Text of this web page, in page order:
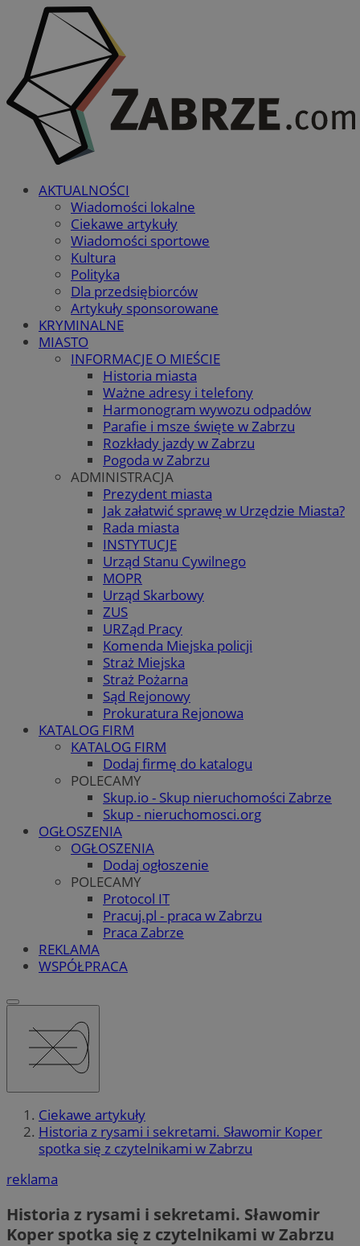
AKTUALNOŚCI
Wiadomości lokalne
Ciekawe artykuły
Wiadomości sportowe
Kultura
Polityka
Dla przedsiębiorców
Artykuły sponsorowane
KRYMINALNE
MIASTO
INFORMACJE O MIEŚCIE
Historia miasta
Ważne adresy i telefony
Harmonogram wywozu odpadów
Parafie i msze święte w Zabrzu
Rozkłady jazdy w Zabrzu
Pogoda w Zabrzu
ADMINISTRACJA
Prezydent miasta
Jak załatwić sprawę w Urzędzie Miasta?
Rada miasta
INSTYTUCJE
Urząd Stanu Cywilnego
MOPR
Urząd Skarbowy
ZUS
URZąd Pracy
Komenda Miejska policji
Straż Miejska
Straż Pożarna
Sąd Rejonowy
Prokuratura Rejonowa
KATALOG FIRM
KATALOG FIRM
Dodaj firmę do katalogu
POLECAMY
Skup.io - Skup nieruchomości Zabrze
Skup - nieruchomosci.org
OGŁOSZENIA
OGŁOSZENIA
Dodaj ogłoszenie
POLECAMY
Protocol IT
Pracuj.pl - praca w Zabrzu
Praca Zabrze
REKLAMA
WSPÓŁPRACA
Ciekawe artykuły
Historia z rysami i sekretami. Sławomir Koper
spotka się z czytelnikami w Zabrzu
reklama
Historia z rysami i sekretami. Sławomir
Koper spotka się z czytelnikami w Zabrzu